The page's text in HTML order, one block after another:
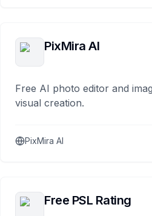
PixMira AI
Free AI photo editor and
visual creation.
PixMira AI
Free PSL Rating